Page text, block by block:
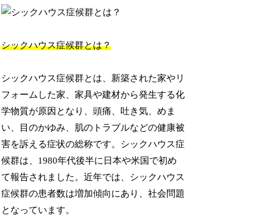
シックハウス症候群とは？
シックハウス症候群とは、新築された家やリ
フォームした家、家具や建材から発生する化
学物質が原因となり、頭痛、吐き気、めま
い、目のかゆみ、肌のトラブルなどの健康被
害を訴える症状の総称です。シックハウス症
候群は、1980年代後半に日本や米国で初め
て報告されました。近年では、シックハウス
症候群の患者数は増加傾向にあり、社会問題
となっています。